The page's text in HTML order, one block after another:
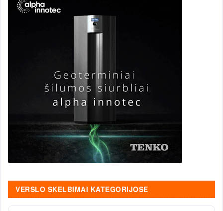
VERSLO SKELBIMAI KATEGORIJOSE